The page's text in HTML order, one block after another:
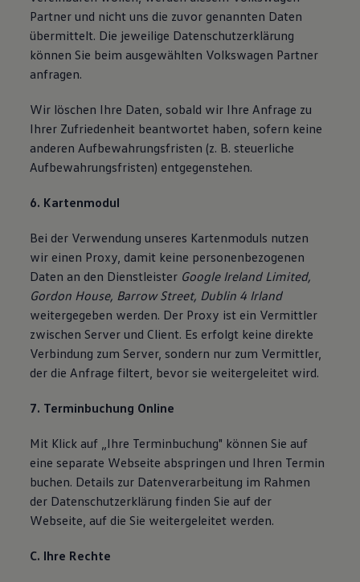
Partner und nicht uns die zuvor genannten Daten
übermittelt. Die jeweilige Datenschutzerklärung
können Sie beim ausgewählten Volkswagen Partner
anfragen.
Wir löschen Ihre Daten, sobald wir Ihre Anfrage zu
Ihrer Zufriedenheit beantwortet haben, sofern keine
anderen Aufbewahrungsfristen (z. B. steuerliche
Aufbewahrungsfristen) entgegenstehen.
6. Kartenmodul
Bei der Verwendung unseres Kartenmoduls nutzen
wir einen Proxy, damit keine personenbezogenen
Daten an den Dienstleister Google Ireland Limited,
Gordon House, Barrow Street, Dublin 4 Irland
weitergegeben werden. Der Proxy ist ein Vermittler
zwischen Server und Client. Es erfolgt keine direkte
Verbindung zum Server, sondern nur zum Vermittler,
der die Anfrage filtert, bevor sie weitergeleitet wird.
7. Terminbuchung Online
Mit Klick auf „Ihre Terminbuchung" können Sie auf
eine separate Webseite abspringen und Ihren Termin
buchen. Details zur Datenverarbeitung im Rahmen
der Datenschutzerklärung finden Sie auf der
Webseite, auf die Sie weitergeleitet werden.
C. Ihre Rechte